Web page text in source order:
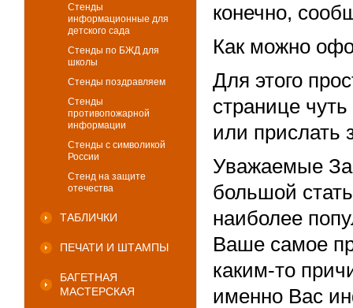
Стенды
информационные для
детского сада
Стенды по БЖД для
школы
Стенды поздравляем
Стенды
противопожарной
информации
Стенды с символикой
России
Стенд на защите
отечества
ТАБЛИЧКИ
ПЕЧАТИ И ШТАМПЫ
БАГЕТНАЯ
МАСТЕРСКАЯ
конечно,
Как можно
Для этого
странице
или прислать
Уважаемые
большой
наиболее
Ваше самое
каким-то
именно Вас